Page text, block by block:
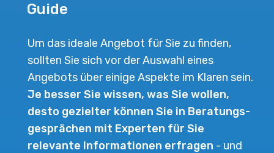
Guide
Um das ideale Angebot für Sie zu finden,
sollten Sie sich vor der Auswahl eines
Angebots über einige Aspekte im Klaren sein.
Je besser Sie wissen, was Sie wollen,
desto gezielter können Sie in Beratungs­
gesprächen mit Experten für Sie
relevante Informationen erfragen - und